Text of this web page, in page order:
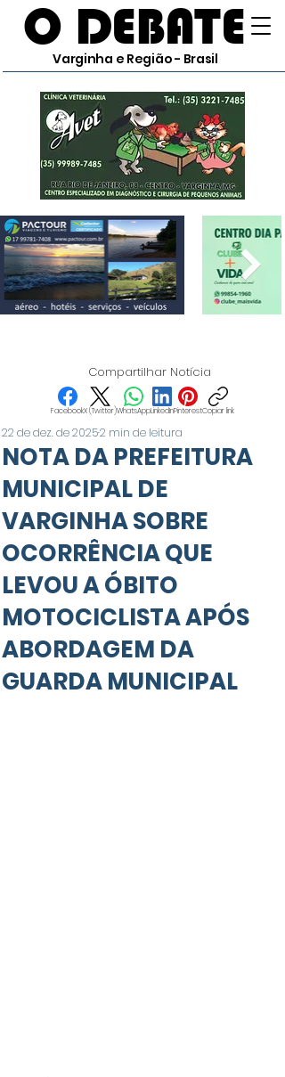
O DEBATE
Varginha e Região - Brasil
Compartilhar Notícia
FacebookX (Twitter)WhatsAppLinkedInPinterestCopiar link
NOTA DA PREFEITURA
MUNICIPAL DE
VARGINHA SOBRE
OCORRÊNCIA QUE
LEVOU A ÓBITO
MOTOCICLISTA APÓS
ABORDAGEM DA
GUARDA MUNICIPAL
22 de dez. de 20252 min de leitura